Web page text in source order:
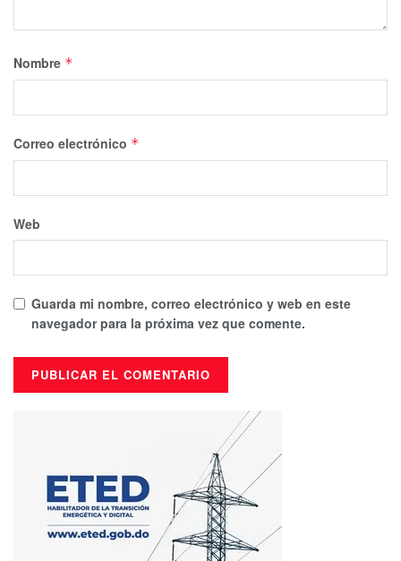
Nombre *
Correo electrónico *
Web
Guarda mi nombre, correo electrónico y web en este
navegador para la próxima vez que comente.